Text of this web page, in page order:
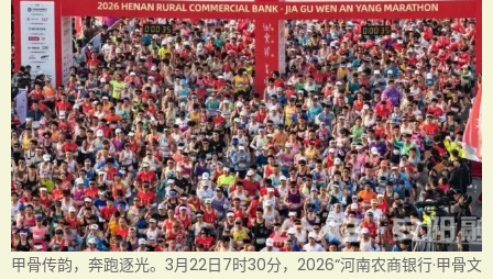
甲骨传韵，奔跑逐光。3月22日7时30分，2026“河南农商银行·甲骨文